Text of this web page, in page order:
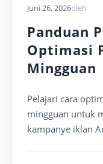
Juni 26, 2026oleh
Panduan
Optimasi
Mingguan
Pelajari cara
mingguan untuk
kampanye iklan